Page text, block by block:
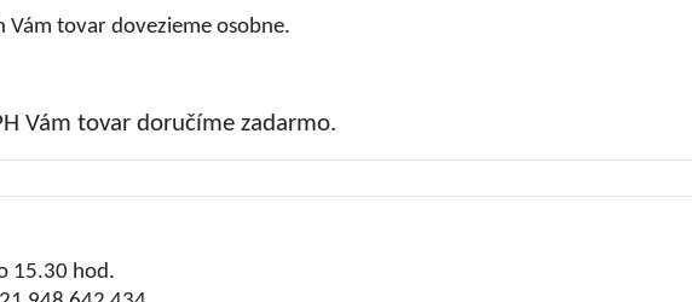
Vám tovar dovezieme osobne.
Vám tovar doručíme zadarmo.
15.30 hod.